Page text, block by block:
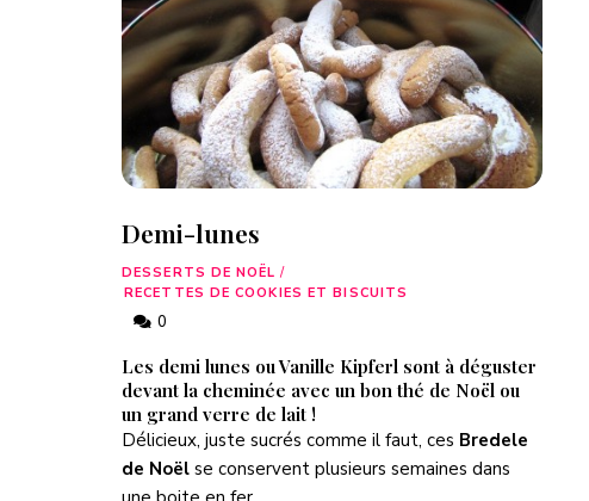
Demi-lunes
DESSERTS DE NOËL /
RECETTES DE COOKIES ET BISCUITS
0
Les demi lunes ou Vanille Kipferl sont à déguster
devant la cheminée avec un bon thé de Noël ou
un grand verre de lait !
Délicieux, juste sucrés comme il faut, ces Bredele
de Noël se conservent plusieurs semaines dans